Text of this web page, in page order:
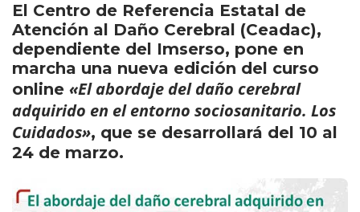
El Centro de Referencia Estatal de
Atención al Daño Cerebral (Ceadac),
dependiente del Imserso, pone en
marcha una nueva edición del curso
online «El abordaje del daño cerebral
adquirido en el entorno sociosanitario. Los
Cuidados», que se desarrollará del 10 al
24 de marzo.